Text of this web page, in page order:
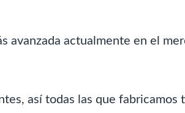
avanzada actualmente en el
así todas las que